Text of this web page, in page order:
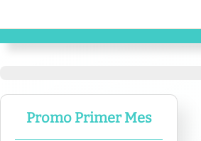
Promo Primer Mes